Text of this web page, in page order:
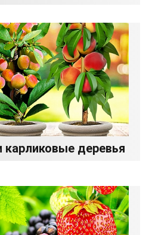
деревья